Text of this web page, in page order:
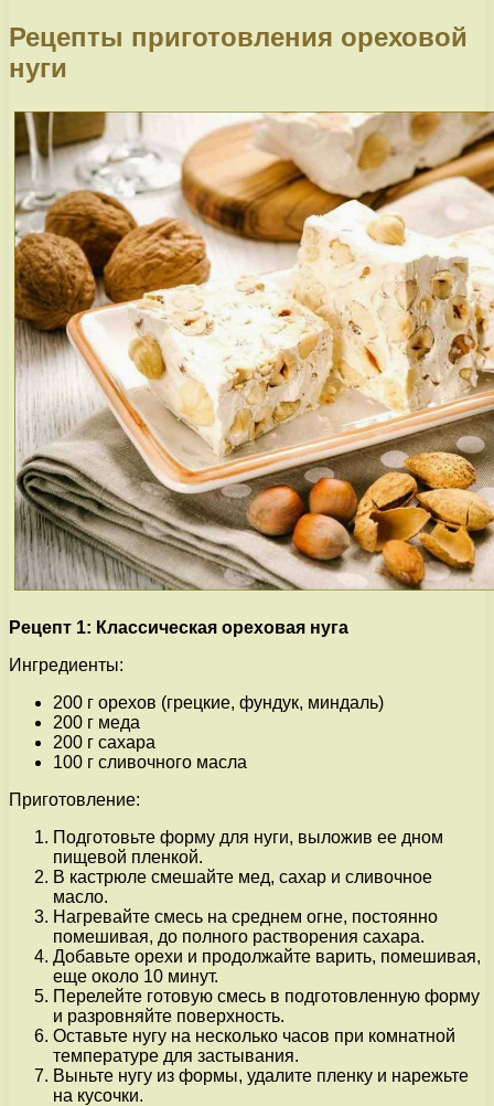
Рецепты приготовления ореховой
нуги
Рецепт 1: Классическая ореховая нуга
Ингредиенты:
200 г орехов (грецкие, фундук, миндаль)
200 г меда
200 г сахара
100 г сливочного масла
Приготовление:
Подготовьте форму для нуги, выложив ее дном
пищевой пленкой.
В кастрюле смешайте мед, сахар и сливочное
масло.
Нагревайте смесь на среднем огне, постоянно
помешивая, до полного растворения сахара.
Добавьте орехи и продолжайте варить, помешивая,
еще около 10 минут.
Перелейте готовую смесь в подготовленную форму
и разровняйте поверхность.
Оставьте нугу на несколько часов при комнатной
температуре для застывания.
Выньте нугу из формы, удалите пленку и нарежьте
на кусочки.